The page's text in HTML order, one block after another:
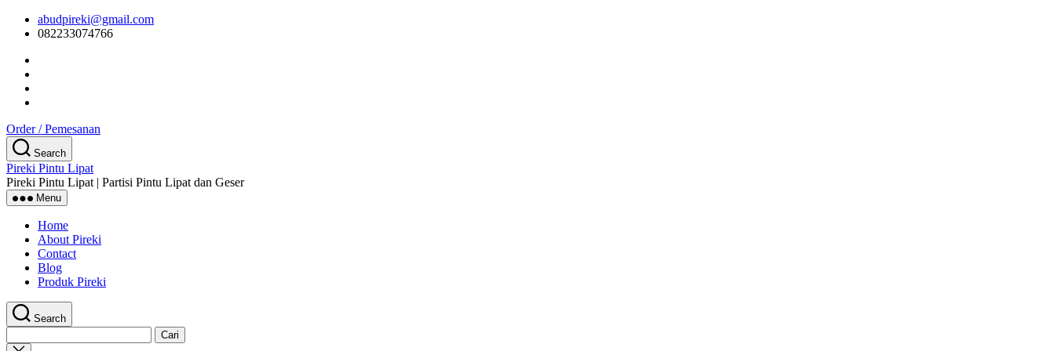
Skip
content
abudpireki@gmail.com
082233074766
Order / Pemesanan
Search
Pireki Pintu Lipat
Pireki Pintu Lipat | Partisi Pintu Lipat dan Geser
Menu
Home
About Pireki
Contact
Blog
Produk Pireki
Search
untuk: